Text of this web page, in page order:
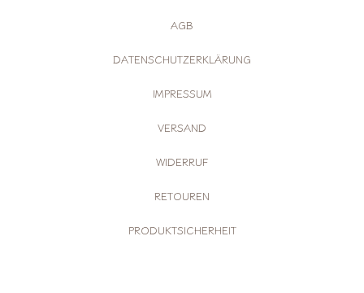
AGB
DATENSCHUTZERKLÄRUNG
IMPRESSUM
VERSAND
WIDERRUF
RETOUREN
PRODUKTSICHERHEIT